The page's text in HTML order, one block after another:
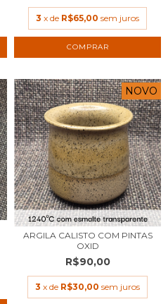
3 x de R$65,00 sem juros
NOVO
ARGILA CALISTO COM PINTAS
OXID
R$90,00
3 x de R$30,00 sem juros